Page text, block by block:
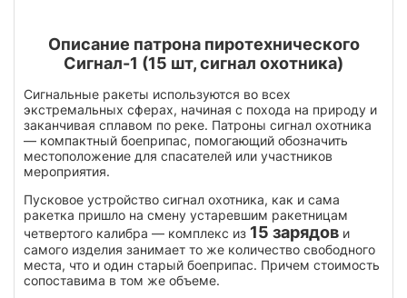
Описание патрона пиротехнического
Сигнал-1 (15 шт, сигнал охотника)
Сигнальные ракеты используются во всех
экстремальных сферах, начиная с похода на природу и
заканчивая сплавом по реке. Патроны сигнал охотника
— компактный боеприпас, помогающий обозначить
местоположение для спасателей или участников
мероприятия.
Пусковое устройство сигнал охотника, как и сама
ракетка пришло на смену устаревшим ракетницам
четвертого калибра — комплекс из 15 зарядов и
самого изделия занимает то же количество свободного
места, что и один старый боеприпас. Причем стоимость
сопоставима в том же объеме.